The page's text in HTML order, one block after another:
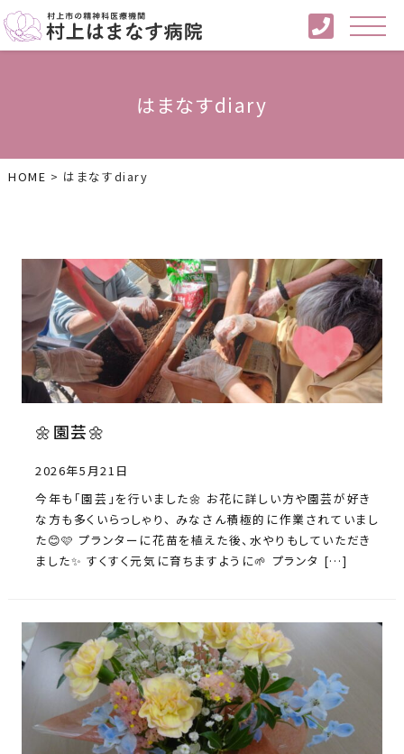
はまなすdiary
HOME > はまなすdiary
🌼園芸🌼
2026年5月21日
今年も「園芸」を行いました🌼 お花に詳しい方や園芸が好き
な方も多くいらっしゃり、 みなさん積極的に作業されていまし
た😊🩷 プランターに花苗を植えた後、水やりもしていただき
ました✨ すくすく元気に育ちますように🌱 プランタ […]